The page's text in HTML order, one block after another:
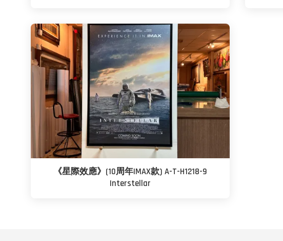
《星際效應》(10周年IMAX款) A-T-H1218-9
Interstellar